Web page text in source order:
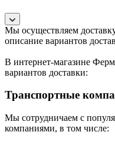
Мы осуществляем
описание вариантов
В интернет-магазине
вариантов доставки:
Транспортные
Мы сотрудничаем с
компаниями, в том числе: